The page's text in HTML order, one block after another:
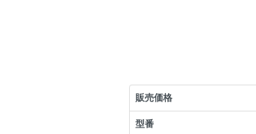
販売価格
型番